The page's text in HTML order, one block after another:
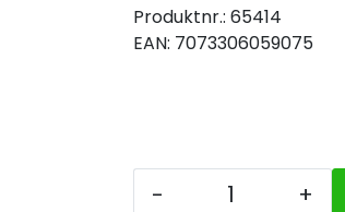
Produktnr.: 65414
EAN: 7073306059075
- +